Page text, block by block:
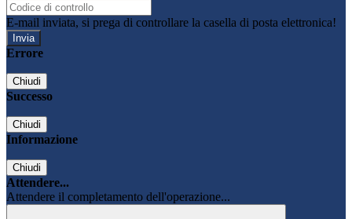
E-mail inviata, si prega di controllare la casella di posta elettronica!
Errore
Chiudi
Successo
Chiudi
Informazione
Chiudi
Attendere...
Attendere il completamento dell'operazione...